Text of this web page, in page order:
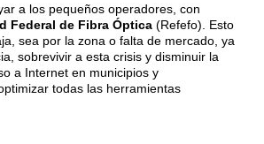
a los pequeños operadores, con
Federal de Fibra Óptica (Refefo). Esto
sea por la zona o falta de mercado, ya
sobrevivir a esta crisis y disminuir la
a Internet en municipios y
todas las herramientas